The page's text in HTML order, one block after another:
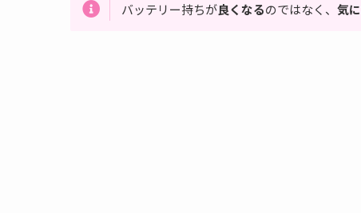
バッテリー持ちが良くなるのではなく、 気